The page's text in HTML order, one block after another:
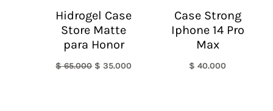
Hidrogel Case
Store Matte
para Honor
$65.000 $ 35.000
Case Strong
Iphone 14 Pro
Max
$ 40.000